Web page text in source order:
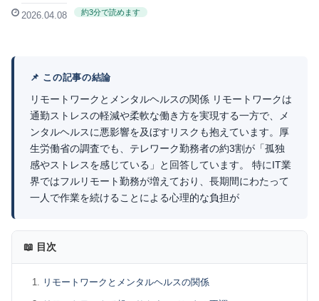
2026.04.08 約3分で読めます
📌 この記事の結論
リモートワークとメンタルヘルスの関係 リモートワークは
通勤ストレスの軽減や柔軟な働き方を実現する一方で、メ
ンタルヘルスに悪影響を及ぼすリスクも抱えています。厚
生労働省の調査でも、テレワーク勤務者の約3割が「孤独
感やストレスを感じている」と回答しています。 特にIT業
界ではフルリモート勤務が増えており、長期間にわたって
一人で作業を続けることによる心理的な負担が
📖 目次
リモートワークとメンタルヘルスの関係